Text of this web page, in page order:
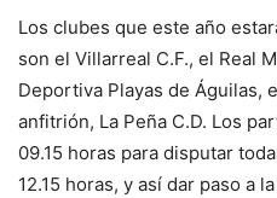
Los clubes que este año
son el Villarreal C.F., el Real
Deportiva Playas de Águilas,
anfitrión, La Peña C.D. Los
09.15 horas para disputar
12.15 horas, y así dar paso a